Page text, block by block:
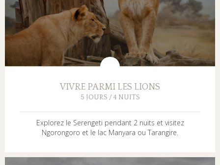
VIVRE PARMI LES LIONS
5 JOURS / 4 NUITS
Explorez le Serengeti pendant 2 nuits et visitez
Ngorongoro et le lac Manyara ou Tarangire.